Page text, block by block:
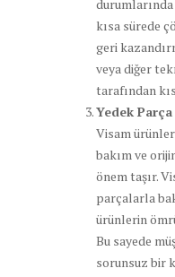
kısa sürede
geri
veya diğer
tarafından
Yedek
Visam
bakım ve
önem taşır.
parçalarla
ürünlerin
Bu sayede
sorunsuz bir